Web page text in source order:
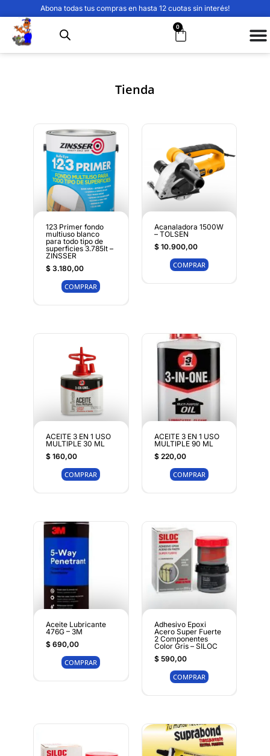
Abona todas tus compras en hasta 12 cuotas sin interés!
0
Tienda
123 Primer fondo
multiuso blanco
para todo tipo de
superficies 3.785lt –
ZINSSER
$3.180,00
COMPRAR
Acanaladora 1500W
– TOLSEN
$10.900,00
COMPRAR
ACEITE 3 EN 1 USO
MULTIPLE 30 ML
$160,00
COMPRAR
ACEITE 3 EN 1 USO
MULTIPLE 90 ML
$220,00
COMPRAR
Aceite Lubricante
476G – 3M
$690,00
COMPRAR
Adhesivo Epoxi
Acero Super Fuerte
2 Componentes
Color Gris – SILOC
$590,00
COMPRAR